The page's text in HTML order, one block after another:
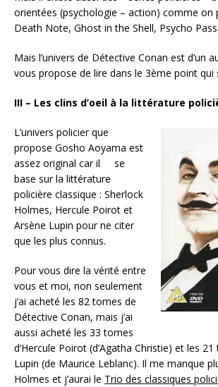
orientées (psychologie – action) comme on
Death Note, Ghost in the Shell, Psycho
Mais l’univers de Détective Conan est d’un
vous propose de lire dans le 3ème point qui
III – Les clins d’oeil à la littérature
L’univers policier que
propose Gosho Aoyama est
assez original car il se
base sur la littérature
policière classique : Sherlock
Holmes, Hercule Poirot et
Arsène Lupin pour ne citer
que les plus connus.
Pour vous dire la vérité entre
vous et moi, non seulement
j’ai acheté les 82 tomes de
Détective Conan, mais j’ai
aussi acheté les 33 tomes
d’Hercule Poirot (d’Agatha Christie) et les 21
Lupin (de Maurice Leblanc). Il me manque
Holmes et j’aurai le Trio des classiques